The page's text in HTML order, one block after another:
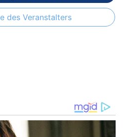
des Veranstalters